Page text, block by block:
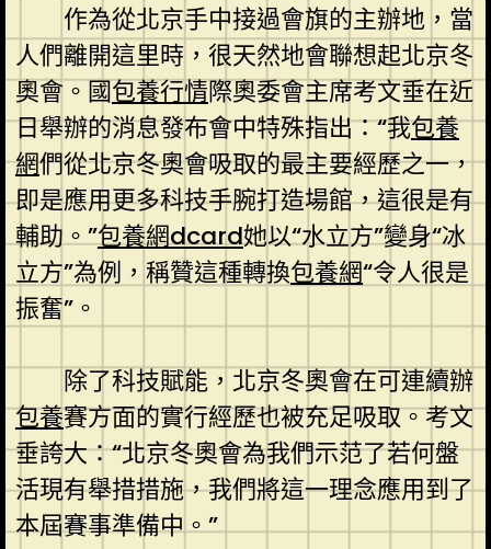
作為從北京手中接過會旗的主辦地，當
人們離開這里時，很天然地會聯想起北京冬
奧會。國包養行情際奧委會主席考文垂在近
日舉辦的消息發布會中特殊指出：“我包養
網們從北京冬奧會吸取的最主要經歷之一，
即是應用更多科技手腕打造場館，這很是有
輔助。”包養網dcard她以“水立方”變身“冰
立方”為例，稱贊這種轉換包養網“令人很是
振奮”。
除了科技賦能，北京冬奧會在可連續辦
包養賽方面的實行經歷也被充足吸取。考文
垂誇大：“北京冬奧會為我們示范了若何盤
活現有舉措措施，我們將這一理念應用到了
本屆賽事準備中。”